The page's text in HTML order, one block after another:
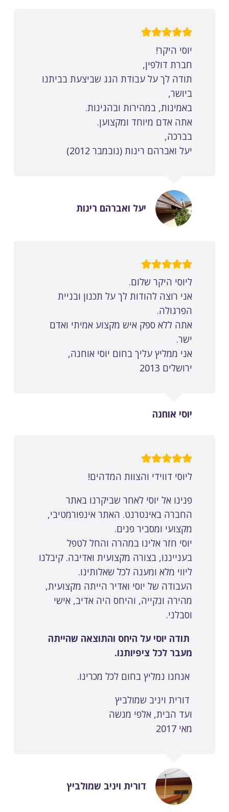
יוסי היקר!
חברת דולפין,
תודה לך על עבודת הגג שביצעת בביתנו
ביושר,
באמינות, במהירות ובהגינות.
אתה אדם מיוחד ומקצוען.
בברכה,
יעל ואברהם רינות (נובמבר 2012)
יעל ואברהם רינות
ליוסי היקר שלום.
אני רוצה להודות לך על תכנון ובניית
הפרגולה.
אתה ללא ספק איש מקצוע אמיתי ואדם
ישר.
אני ממליץ עליך בחום יוסי אוחנה,
ירושלים 2013
יוסי אוחנה
ליוסי דווידי והצוות המדהים!
פנינו אל יוסי לאחר שביקרנו באתר
החברה באינטרנט. האתר אינפורמטיבי,
מקצועי ומסביר פנים.
יוסי חזר אלינו במהרה והחל לטפל
בענייננו, בצורה מקצועית ואדיבה. קיבלנו
ליווי מלא ומענה לכל שאלותינו.
העבודה של יוסי ואדיר הייתה מקצועית,
מהירה ונקייה, והיחס היה אדיב, אישי
וסבלני.
תודה יוסי על היחס והתוצאה שהייתה
מעבר לכל ציפיותנו.
אנחנו נמליץ בחום לכל מכרינו.
דורית ויניב שמולביץ
ועד הבית, אלפי מנשה
מאי 2017
דורית ויניב שמולביץ